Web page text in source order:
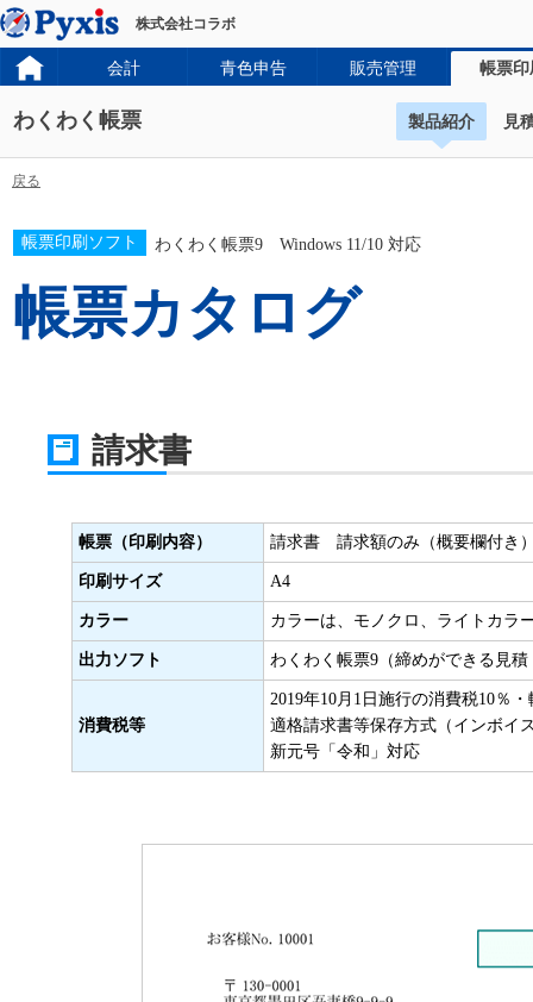
株式会社コラボ
会計 青色申告 販売管理 帳票印
わくわく帳票 製品紹介 見
戻る
帳票印刷ソフト わくわく帳票9 Windows 11/10 対応
帳票カタログ
請求書
帳票（印刷内容） 請求書 請求額のみ（概要欄付き
印刷サイズ A4
カラー カラーは、モノクロ、ライトカラ
出力ソフト わくわく帳票9（締めができる見
消費税等
2019年10月1日施行の消費税10％
適格請求書等保存方式（インボイ
新元号「令和」対応